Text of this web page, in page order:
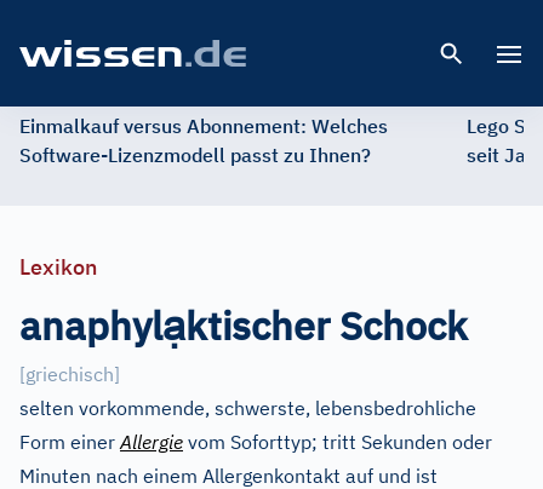
Einmalkauf versus Abonnement: Welches
Software-Lizenzmodell passt zu Ihnen?
Lego
seit
Lexikon
anaphylạktischer Schock
[griechisch]
selten vorkommende, schwerste, lebensbedrohliche
Form einerAllergie vom Soforttyp; tritt Sekunden oder
Minuten nach einem Allergenkontakt auf und ist